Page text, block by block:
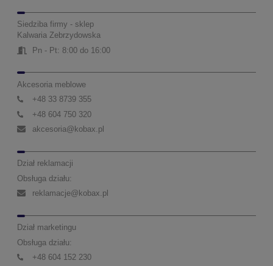
Siedziba firmy - sklep
Kalwaria Zebrzydowska
Pn - Pt: 8:00 do 16:00
Akcesoria meblowe
+48 33 8739 355
+48 604 750 320
akcesoria@kobax.pl
Dział reklamacji
Obsługa działu:
reklamacje@kobax.pl
Dział marketingu
Obsługa działu:
+48 604 152 230